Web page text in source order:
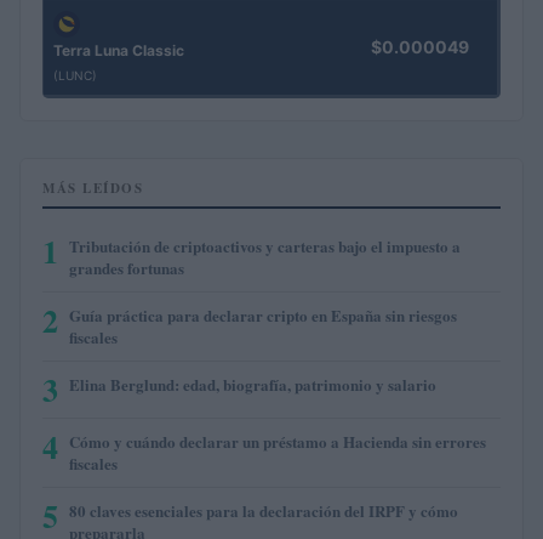
Terra Luna Classic
(LUNC)
$0.000049
MÁS LEÍDOS
1 Tributación de criptoactivos y carteras bajo el impuesto a
grandes fortunas
2 Guía práctica para declarar cripto en España sin riesgos
fiscales
3 Elina Berglund: edad, biografía, patrimonio y salario
4 Cómo y cuándo declarar un préstamo a Hacienda sin errores
fiscales
5 80 claves esenciales para la declaración del IRPF y cómo
prepararla